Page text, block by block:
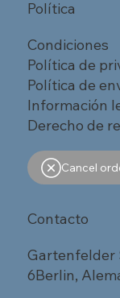
Política
Condiciones
Política de
Política de
Información
Derecho de
Cancel
Contacto
Gartenfelder
6Berlin,